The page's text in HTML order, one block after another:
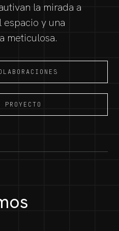
la mirada a
y una
meticulosa.